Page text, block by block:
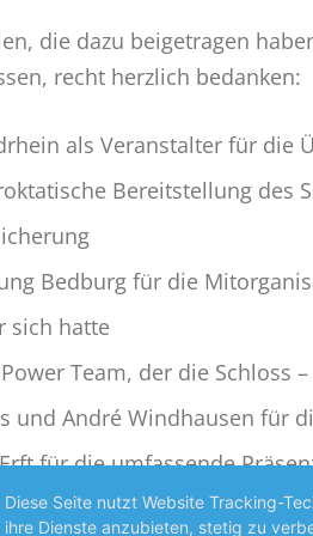
die dazu beigetragen
recht herzlich bedanken:
als Veranstalter für die
Bereitstellung des
Bedburg für die
sich hatte
Team, der die Schloss
und André Windhausen für
für die umfassende
Sponsoren
Diese Seite nutzt Website Tracking-
ihre Dienste anzubieten, stetig zu